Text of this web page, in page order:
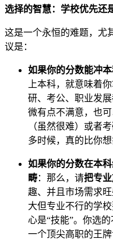
选择的智慧：学校优先还
这是一个永恒的难题，尤
议是：
如果你的分数能冲
上本科，就意味着
研、考公、职业发
微有点不满意，也
（虽然很难）或者
多时候，真的比你想
如果你的分数在本
畴：那么，请把专
趣、并且市场需求
大但专业不行的学
心是“技能”。你选
一个顶尖高职的王